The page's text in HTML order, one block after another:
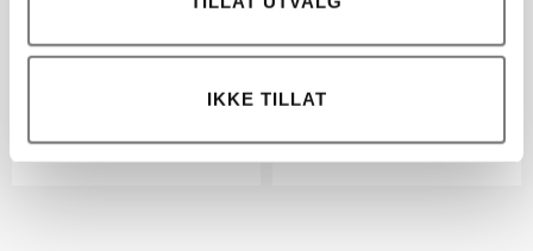
IKKE TILLAT
HUNTER
1 798,-
PUMA
1 149,-